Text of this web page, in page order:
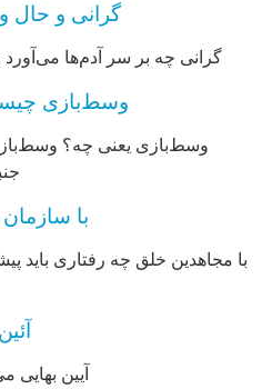
گرانی و حال
گرانی چه بر سر آدم‌ها
وسط‌‌‌بازی
وسط‌بازی یعنی چه؟ وسط‌باز
با
با مجاهدین خلق چه رفتاری باید
آیین بهایی